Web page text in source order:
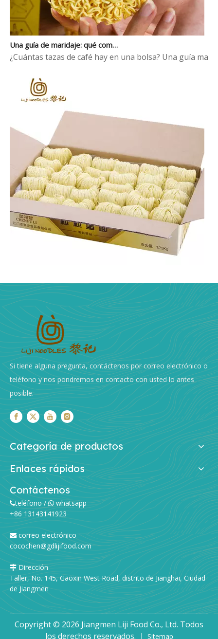
Una guía de maridaje: qué comer con fideos chinos al huevo
¿Cuántas tazas de café hay en una bolsa? Una guía
Fideos ramen: de la fábrica de fideos a su plato: la guía completa
Si alguna vez has sorbido un plato humeante de ramen
Si tiene alguna pregunta, contáctenos por correo electrónico o
teléfono y nos pondremos en contacto con usted lo antes
posible.
Categoría de productos
Enlaces rápidos
Contáctenos
teléfono /whatsapp
+86 13143141923
 correo electrónico
cocochen@gdlijifood.com
Dirección
Taller, No. 145, Gaoxin West Road, distrito de Jianghai, Ciudad
de Jiangmen
Copyright © 2026 Jiangmen Liji Food Co., Ltd. Todos
los derechos reservados. ｜ Sitemap